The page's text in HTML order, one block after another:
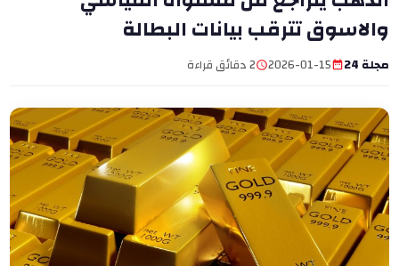
والاسوق تترقب بيانات البطالة
مجلة 24 2026-01-15 2 دقائق قراءة